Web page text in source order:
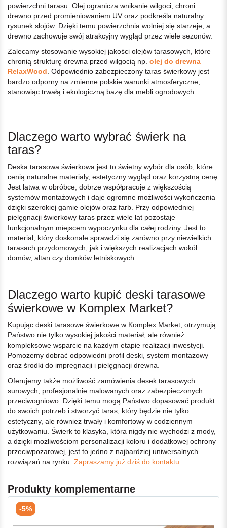
powierzchni tarasu. Olej ogranicza wnikanie wilgoci, chroni
drewno przed promieniowaniem UV oraz podkreśla naturalny
rysunek słojów. Dzięki temu powierzchnia wolniej się starzeje, a
drewno zachowuje swój atrakcyjny wygląd przez wiele sezonów.
Zalecamy stosowanie wysokiej jakości olejów tarasowych, które
chronią strukturę drewna przed wilgocią np. olej do drewna
RelaxWood . Odpowiednio zabezpieczony taras świerkowy jest
bardzo odporny na zmienne polskie warunki atmosferyczne,
stanowiąc trwałą i ekologiczną bazę dla mebli ogrodowych.
Dlaczego warto wybrać świerk na
taras?
Deska tarasowa świerkowa jest to świetny wybór dla osób, które
cenią naturalne materiały, estetyczny wygląd oraz korzystną cenę.
Jest łatwa w obróbce, dobrze współpracuje z większością
systemów montażowych i daje ogromne możliwości wykończenia
dzięki szerokiej gamie olejów oraz farb. Przy odpowiedniej
pielęgnacji świerkowy taras przez wiele lat pozostaje
funkcjonalnym miejscem wypoczynku dla całej rodziny. Jest to
materiał, który doskonale sprawdzi się zarówno przy niewielkich
tarasach przydomowych, jak i większych realizacjach wokół
domów, altan czy domków letniskowych.
Dlaczego warto kupić deski tarasowe
świerkowe w Komplex Market?
Kupując deski tarasowe świerkowe w Komplex Market, otrzymują
Państwo nie tylko wysokiej jakości materiał, ale również
kompleksowe wsparcie na każdym etapie realizacji inwestycji.
Pomożemy dobrać odpowiedni profil deski, system montażowy
oraz środki do impregnacji i pielęgnacji drewna.
Oferujemy także możliwość zamówienia desek tarasowych
surowych, profesjonalnie malowanych oraz zabezpieczonych
przeciwogniowo. Dzięki temu mogą Państwo dopasować produkt
do swoich potrzeb i stworzyć taras, który będzie nie tylko
estetyczny, ale również trwały i komfortowy w codziennym
użytkowaniu. Świerk to klasyka, która nigdy nie wychodzi z mody,
a dzięki możliwościom personalizacji koloru i dodatkowej ochrony
przeciwpożarowej, jest to jedno z najbardziej uniwersalnych
rozwiązań na rynku. Zapraszamy już dziś do kontaktu
Produkty komplementarne
-5%